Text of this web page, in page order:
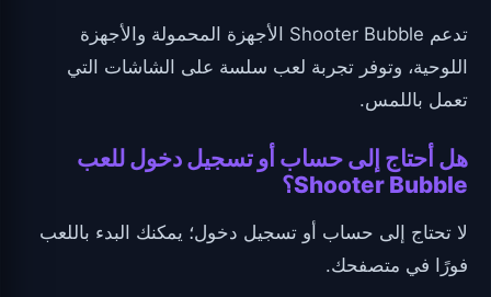
تدعم Shooter Bubble الأجهزة المحمولة والأجهزة
اللوحية، وتوفر تجربة لعب سلسة على الشاشات التي
تعمل باللمس.
هل أحتاج إلى حساب أو تسجيل دخول للعب
Shooter Bubble؟
لا تحتاج إلى حساب أو تسجيل دخول؛ يمكنك البدء باللعب
فورًا في متصفحك.